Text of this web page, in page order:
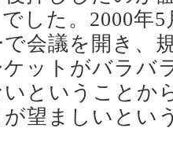
した。2000年
会議を開き、
ットがバラバ
ということか
望ましいとい